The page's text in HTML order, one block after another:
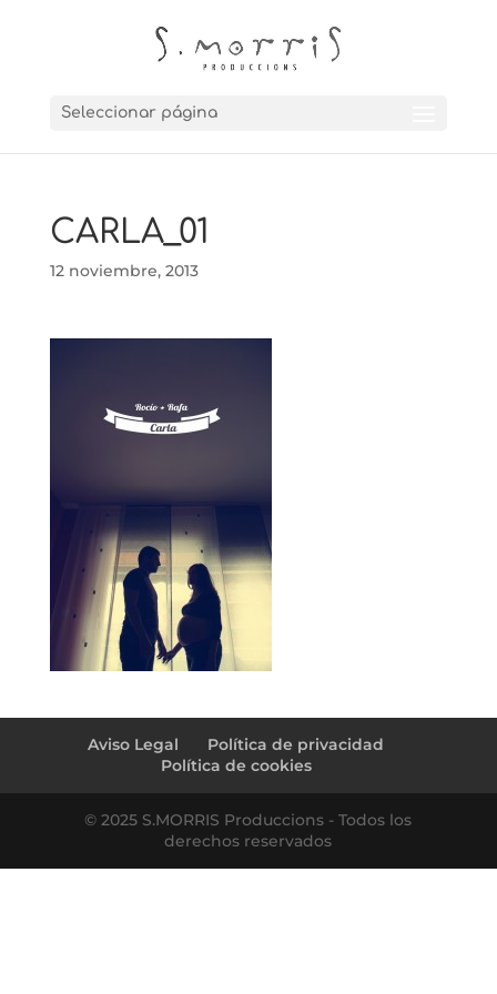
Seleccionar página
CARLA_01
12 noviembre, 2013
Aviso Legal
Política de privacidad
Política de cookies
© 2025 S.MORRIS Produccions - Todos los
derechos reservados